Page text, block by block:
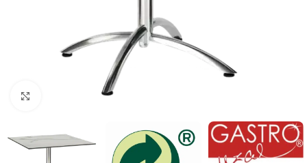
Klick zum Vergrößern